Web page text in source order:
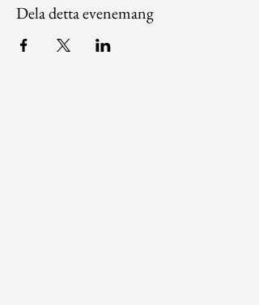
Dela detta evenemang